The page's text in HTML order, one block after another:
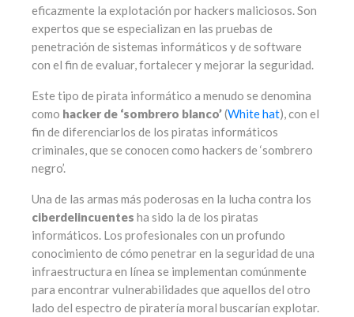
eficazmente la explotación por hackers maliciosos. Son
expertos que se especializan en las pruebas de
penetración de sistemas informáticos y de software
con el fin de evaluar, fortalecer y mejorar la seguridad.
Este tipo de pirata informático a menudo se denomina
como hacker de ‘sombrero blanco’(White hat), con el
fin de diferenciarlos de los piratas informáticos
criminales, que se conocen como hackers de ‘sombrero
negro’.
Una de las armas más poderosas en la lucha contra los
ciberdelincuentes ha sido la de los piratas
informáticos. Los profesionales con un profundo
conocimiento de cómo penetrar en la seguridad de una
infraestructura en línea se implementan comúnmente
para encontrar vulnerabilidades que aquellos del otro
lado del espectro de piratería moral buscarían explotar.